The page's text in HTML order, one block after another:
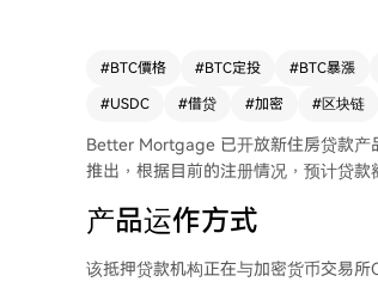
#BTC價格 #BTC定投 #BTC暴漲
#USDC #借贷 #加密 #区块链
Better Mortgage 已开放新住房贷款产
推出，根据目前的注册情况，预计贷款
产品运作方式
该抵押贷款机构正在与加密货币交易所